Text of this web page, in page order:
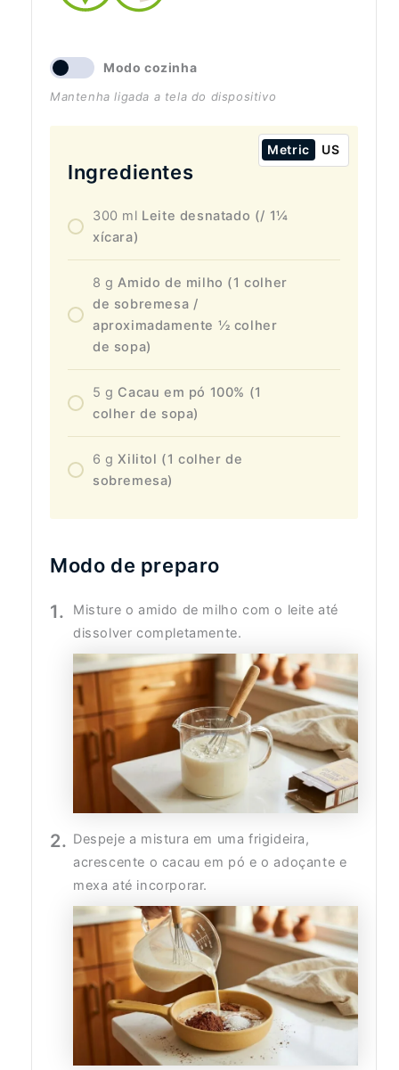
Modo cozinha
Mantenha ligada a tela do dispositivo
Ingredientes
Metric US
300 ml Leite desnatado (/ 1¼
xícara)
8 g Amido de milho (1 colher
de sobremesa /
aproximadamente ½ colher
de sopa)
5 g Cacau em pó 100% (1
colher de sopa)
6 g Xilitol (1 colher de
sobremesa)
Modo de preparo
Misture o amido de milho com o leite até
dissolver completamente.
Despeje a mistura em uma frigideira,
acrescente o cacau em pó e o adoçante e
mexa até incorporar.